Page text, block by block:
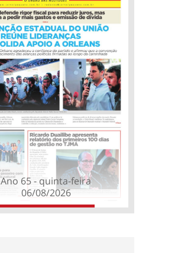
Ano 65 - quinta-feira
06/08/2026